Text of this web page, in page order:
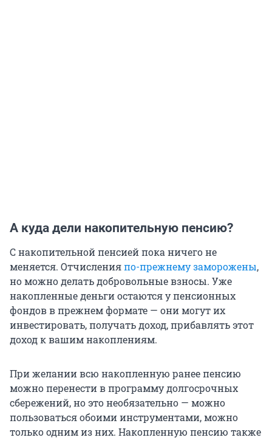
А куда дели накопительную пенсию?
С накопительной пенсией пока ничего не
меняется. Отчисленияпо-прежнему заморожены,
но можно делать добровольные взносы. Уже
накопленные деньги остаются у пенсионных
фондов в прежнем формате — они могут их
инвестировать, получать доход, прибавлять этот
доход к вашим накоплениям.
При желании всю накопленную ранее пенсию
можно перенести в программу долгосрочных
сбережений, но это необязательно — можно
пользоваться обоими инструментами, можно
только одним из них. Накопленную пенсию также